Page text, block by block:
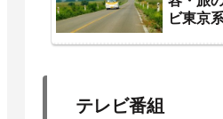
ビ東京系
テレビ番組